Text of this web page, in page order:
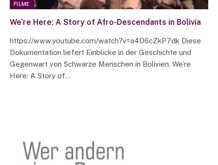
FILME
We’re Here: A Story of Afro-Descendants in Bolivia
https://www.youtube.com/watch?v=a4D6cZkP7dk Diese
Dokumentation liefert Einblicke in der Geschichte und
Gegenwart von Schwarze Menschen in Bolivien. We’re
Here: A Story of…